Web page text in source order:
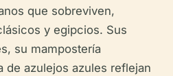
que sobreviven,
y egipcios. Sus
su mampostería
de azulejos azules reflejan